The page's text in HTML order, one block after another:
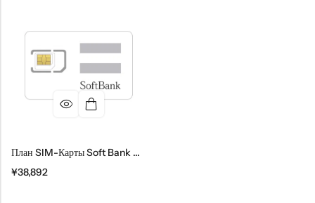
План SIM-Карты Soft Bank На 100 ГБ На 6 Месяцев (единоразово)
¥38,892